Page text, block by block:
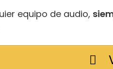
equipo de audio,